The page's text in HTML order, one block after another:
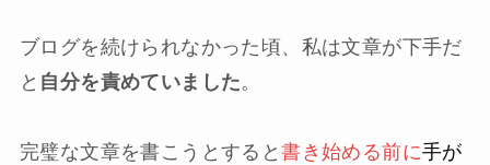
ブログを続けられなかった頃、私は文章が下手だ
と 自分を責めていました。
完璧な文章を書こうとすると書き始める前に手が